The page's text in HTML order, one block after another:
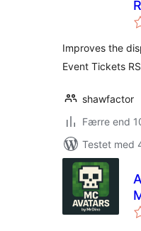
Improves the
Event Tickets
shawfactor
Færre end
Testet med